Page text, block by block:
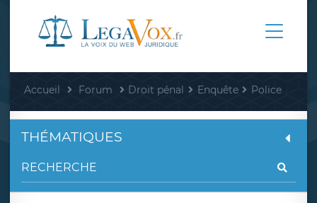
Accueil Forum Droit pénal Enquête Police
THÉMATIQUES